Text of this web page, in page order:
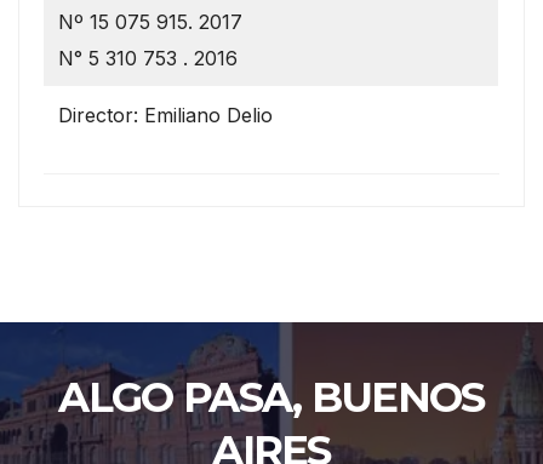
Nº 15 075 915. 2017
N° 5 310 753 . 2016
Director: Emiliano Delio
ALGO PASA, BUENOS
AIRES